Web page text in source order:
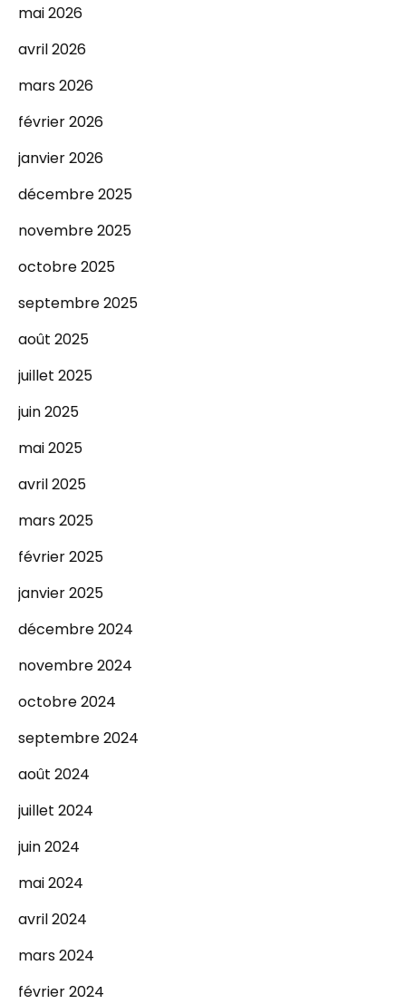
mai 2026
avril 2026
mars 2026
février 2026
janvier 2026
décembre 2025
novembre 2025
octobre 2025
septembre 2025
août 2025
juillet 2025
juin 2025
mai 2025
avril 2025
mars 2025
février 2025
janvier 2025
décembre 2024
novembre 2024
octobre 2024
septembre 2024
août 2024
juillet 2024
juin 2024
mai 2024
avril 2024
mars 2024
février 2024